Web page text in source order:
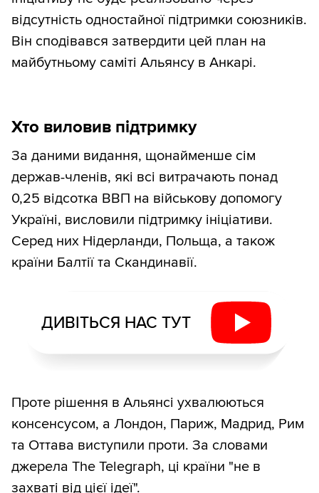
відсутність одностайної підтримки союзників.
Він сподівався затвердити цей план на
майбутньому саміті Альянсу в Анкарі.
Хто виловив підтримку
За даними видання, щонайменше сім
держав-членів, які всі витрачають понад
0,25 відсотка ВВП на військову допомогу
Україні, висловили підтримку ініціативи.
Серед них Нідерланди, Польща, а також
країни Балтії та Скандинавії.
ДИВІТЬСЯ НАС ТУТ
Проте рішення в Альянсі ухвалюються
консенсусом, а Лондон, Париж, Мадрид, Рим
та Оттава виступили проти. За словами
джерела The Telegraph, ці країни "не в
захваті від цієї ідеї".